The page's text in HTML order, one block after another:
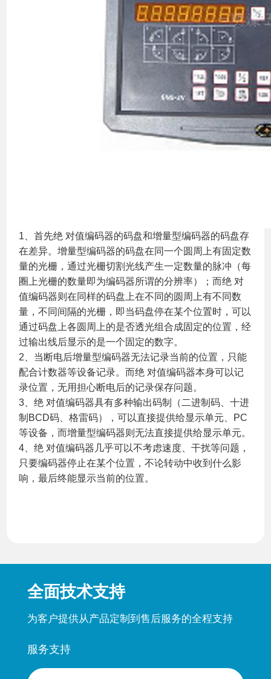
1、首先绝 对值编码器的码盘和增量型编码器的码盘存
在差异。增量型编码器的码盘在同一个圆周上有固定数
量的光栅，通过光栅切割光线产生一定数量的脉冲（每
圈上光栅的数量即为编码器所谓的分辨率）；而绝 对
值编码器则在同样的码盘上在不同的圆周上有不同数
量，不同间隔的光栅，即当码盘停在某个位置时，可以
通过码盘上各圆周上的是否透光组合成固定的位置，经
过输出线后显示的是一个固定的数字。
2、当断电后增量型编码器无法记录当前的位置，只能
配合计数器等设备记录。而绝 对值编码器本身可以记
录位置，无用担心断电后的记录保存问题。
3、绝 对值编码器具有多种输出码制（二进制码、十进
制BCD码、格雷码），可以直接提供给显示单元、PC
等设备，而增量型编码器则无法直接提供给显示单元。
4、绝 对值编码器几乎可以不考虑速度、干扰等问题，
只要编码器停止在某个位置，不论转动中收到什么影
响，最后终能显示当前的位置。
全面技术支持
为客户提供从产品定制到售后服务的全程支持
服务支持